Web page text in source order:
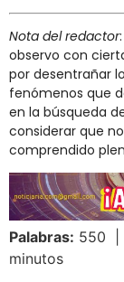
Nota del redactor
observo con
por desentrañar
fenómenos que
en la búsqueda
considerar que
comprendido
Palabras: 550 |
minutos